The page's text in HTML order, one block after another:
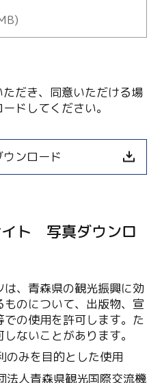
だき、同意いただける場
ドしてください。
ンロード
ト 写真ダウンロ
、青森県の観光振興に効
のについて、出版物、宣
の使用を許可します。た
ないことがあります。
のみを目的とした使用
法人青森県観光国際交流機